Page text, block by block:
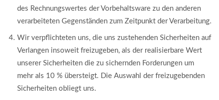
des Rechnungswertes der Vorbehaltsware zu den anderen
verarbeiteten Gegenständen zum Zeitpunkt der Verarbeitung.
Wir verpflichteten uns, die uns zustehenden Sicherheiten auf
Verlangen insoweit freizugeben, als der realisierbare Wert
unserer Sicherheiten die zu sichernden Forderungen um
mehr als 10 % übersteigt. Die Auswahl der freizugebenden
Sicherheiten obliegt uns.